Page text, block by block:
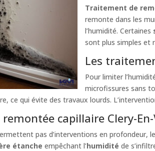
Traitement de
remonte dans les
l’humidité. Certaines
sont plus simples et
Les
Pour limiter
microfissures sans
ce qui évite des travaux lourds.
capillaire Clery-
pas d’interventions en profondeur,
étanche empêchant l’humidité de